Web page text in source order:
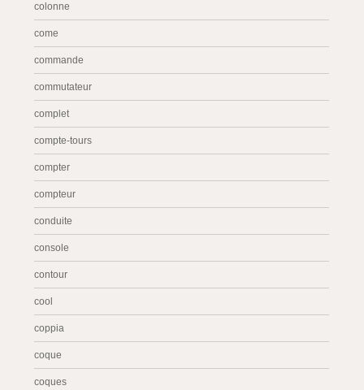
colonne
come
commande
commutateur
complet
compte-tours
compter
compteur
conduite
console
contour
cool
coppia
coque
coques